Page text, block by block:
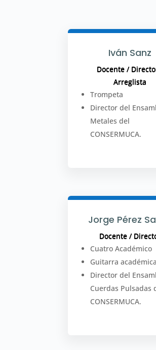
Iván Sanz
Docente /
Arreglista
Trompeta
Director del
Metales del
CONSERMUCA.
Jorge Pérez
Docente /
Cuatro Académico
Guitarra académica
Director del
Cuerdas Pulsadas
CONSERMUCA.